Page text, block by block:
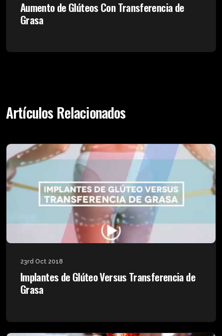
Aumento de Glúteos Con Transferencia de
Grasa
Artículos Relacionados
23rd Oct 2018
Implantes de Glúteo Versus Transferencia de
Grasa